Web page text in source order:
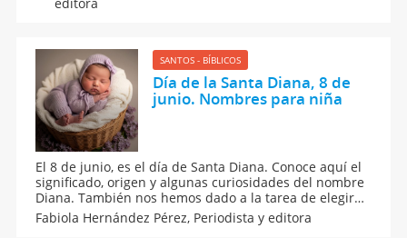
como Aurora y otras opciones inspiradas en la
SANTOS - BÍBLICOS
Día de la Santa Diana, 8 de
junio. Nombres para niña
El 8 de junio, es el día de Santa Diana. Conoce aquí el
significado, origen y algunas curiosidades del nombre
Diana. También nos hemos dado a la tarea de elegir
para ti algunas combinaciones de nombre con el
apodo Diana y otros más con la letra D por si aún no te
Fabiola Hernández Pérez, Periodista y editora